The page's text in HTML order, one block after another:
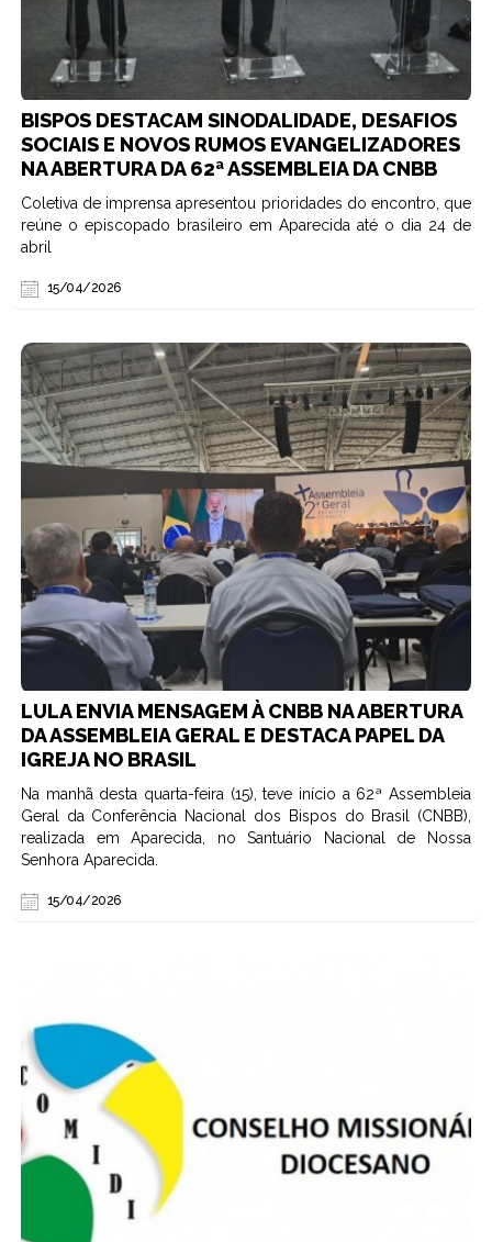
BISPOS DESTACAM SINODALIDADE, DESAFIOS
SOCIAIS E NOVOS RUMOS EVANGELIZADORES
NA ABERTURA DA 62ª ASSEMBLEIA DA CNBB
Coletiva de imprensa apresentou prioridades do encontro, que
reúne o episcopado brasileiro em Aparecida até o dia 24 de
abril
15/04/2026
LULA ENVIA MENSAGEM À CNBB NA ABERTURA
DA ASSEMBLEIA GERAL E DESTACA PAPEL DA
IGREJA NO BRASIL
Na manhã desta quarta-feira (15), teve início a 62ª Assembleia
Geral da Conferência Nacional dos Bispos do Brasil (CNBB),
realizada em Aparecida, no Santuário Nacional de Nossa
Senhora Aparecida.
15/04/2026